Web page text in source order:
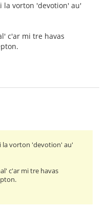
la vorton 'devotion' au'
c'ar mi tre havas
la vorton 'devotion' au'
c'ar mi tre havas